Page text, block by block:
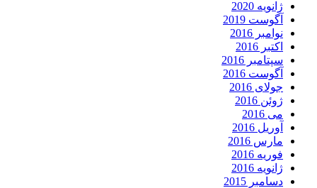
ژانویه 2020
آگوست 2019
نوامبر 2016
اکتبر 2016
سپتامبر 2016
آگوست 2016
جولای 2016
ژوئن 2016
می 2016
آوریل 2016
مارس 2016
فوریه 2016
ژانویه 2016
دسامبر 2015